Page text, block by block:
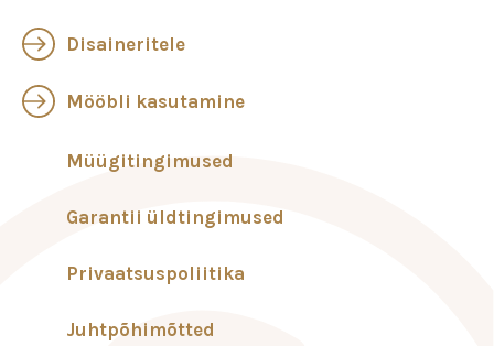
Disaineritele
Mööbli kasutamine
Müügitingimused
Garantii üldtingimused
Privaatsuspoliitika
Juhtpõhimõtted